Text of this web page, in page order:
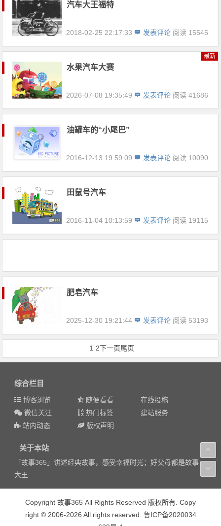
汽车大王福特
2018-02-25 22:17:33 发表评论 阅读 15545
水果汽车大赛
最新
2026-07-08 19:35:49 发表评论 阅读 41686
油罐车的“小尾巴”
2016-12-13 19:59:09 发表评论 阅读 10090
田鼠号汽车
2016-11-04 10:13:59 发表评论 阅读 19115
肥皂汽车
2025-12-30 19:21:44 发表评论 阅读 53193
1 2下一页尾页
综合栏目
博客浏览 随便看看
在线投稿
微信关注
热门标签
建站服务
站内动态
版权声明
关于本站
「故事365」讲述经典故事，感受幸福时光；好父母都是故事
大王
Copyright 故事365 All Rights Reserved 版权所有. Copy
right © 2006-2026 All rights reserved. 鲁ICP备2020034